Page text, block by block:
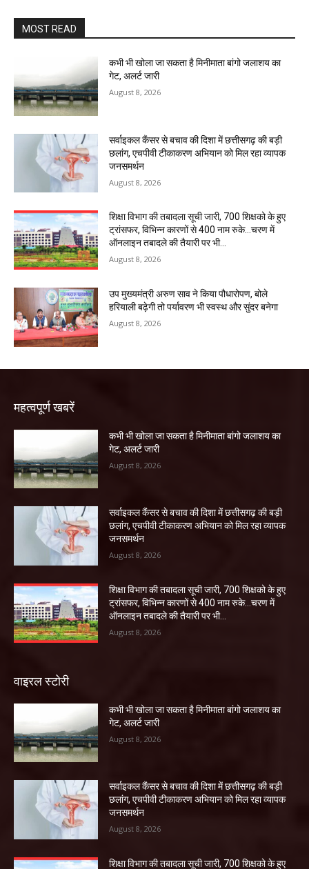
MOST READ
कभी भी खोला जा सकता है मिनीमाता बांगो जलाशय का
गेट, अलर्ट जारी
August 8, 2026
सर्वाइकल कैंसर से बचाव की दिशा में छत्तीसगढ़ की बड़ी
छलांग, एचपीवी टीकाकरण अभियान को मिल रहा व्यापक
जनसमर्थन
August 8, 2026
शिक्षा विभाग की तबादला सूची जारी, 700 शिक्षको के हुए
ट्रांसफर, विभिन्न कारणों से 400 नाम रुके…चरण में
ऑनलाइन तबादले की तैयारी पर भी...
August 8, 2026
उप मुख्यमंत्री अरुण साव ने किया पौधारोपण, बोले
हरियाली बढ़ेगी तो पर्यावरण भी स्वस्थ और सुंदर बनेगा
August 8, 2026
महत्वपूर्ण खबरें
कभी भी खोला जा सकता है मिनीमाता बांगो जलाशय का
गेट, अलर्ट जारी
August 8, 2026
सर्वाइकल कैंसर से बचाव की दिशा में छत्तीसगढ़ की बड़ी
छलांग, एचपीवी टीकाकरण अभियान को मिल रहा व्यापक
जनसमर्थन
August 8, 2026
शिक्षा विभाग की तबादला सूची जारी, 700 शिक्षको के हुए
ट्रांसफर, विभिन्न कारणों से 400 नाम रुके…चरण में
ऑनलाइन तबादले की तैयारी पर भी...
August 8, 2026
वाइरल स्टोरी
कभी भी खोला जा सकता है मिनीमाता बांगो जलाशय का
गेट, अलर्ट जारी
August 8, 2026
सर्वाइकल कैंसर से बचाव की दिशा में छत्तीसगढ़ की बड़ी
छलांग, एचपीवी टीकाकरण अभियान को मिल रहा व्यापक
जनसमर्थन
August 8, 2026
शिक्षा विभाग की तबादला सूची जारी, 700 शिक्षको के हुए